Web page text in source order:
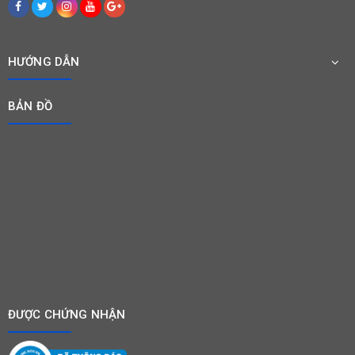
Thương
Cat's Best
HƯỚNG DẪN
BẢN ĐỒ
ĐƯỢC CHỨNG NHẬN